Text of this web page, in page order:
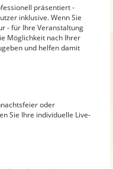
präsentiert -
inklusive. Wenn Sie
- für Ihre Veranstaltung
Möglichkeit nach Ihrer
und helfen damit
oder
Sie Ihre individuelle Live-